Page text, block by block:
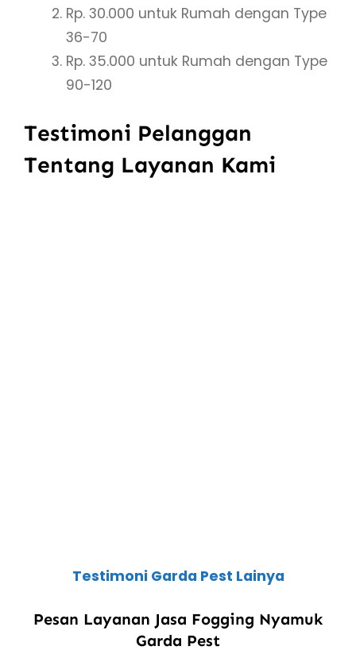
Rp. 30.000 untuk Rumah dengan Type
36-70
Rp. 35.000 untuk Rumah dengan Type
90-120
Testimoni Pelanggan
Tentang Layanan Kami
Testimoni Garda Pest Lainya
Pesan Layanan Jasa Fogging Nyamuk
Garda Pest